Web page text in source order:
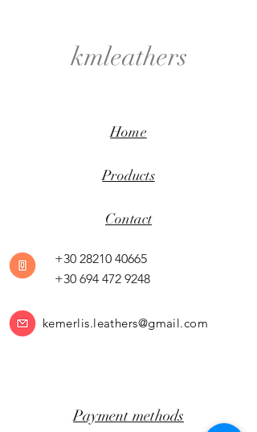
kmleathers
Home
Products
Contact
+30 28210 40665
+30 694 472 9248
kemerlis.leathers@gmail.com
Payment methods